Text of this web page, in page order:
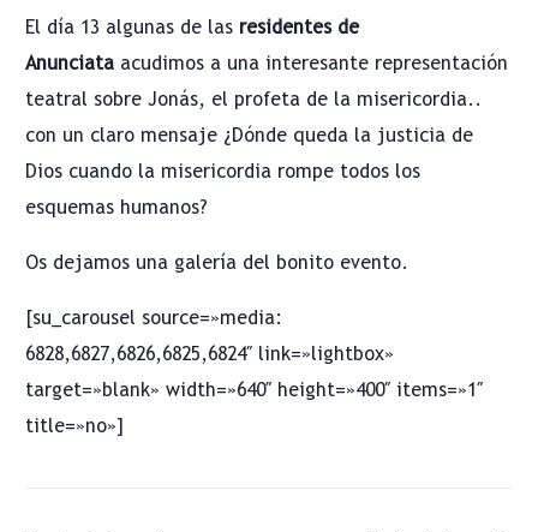
El día 13 algunas de las residentes de
Anunciata acudimos a una interesante representación
teatral sobre Jonás, el profeta de la misericordia..
con un claro mensaje ¿Dónde queda la justicia de
Dios cuando la misericordia rompe todos los
esquemas humanos?
Os dejamos una galería del bonito evento.
[su_carousel source=»media:
6828,6827,6826,6825,6824″ link=»lightbox»
target=»blank» width=»640″ height=»400″ items=»1″
title=»no»]